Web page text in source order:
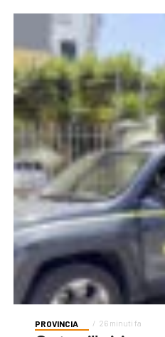
PROVINCIA 26 minuti fa